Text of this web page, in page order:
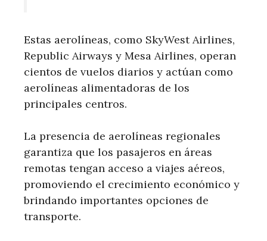
Estas aerolíneas, como SkyWest Airlines,
Republic Airways y Mesa Airlines, operan
cientos de vuelos diarios y actúan como
aerolíneas alimentadoras de los
principales centros.
La presencia de aerolíneas regionales
garantiza que los pasajeros en áreas
remotas tengan acceso a viajes aéreos,
promoviendo el crecimiento económico y
brindando importantes opciones de
transporte.